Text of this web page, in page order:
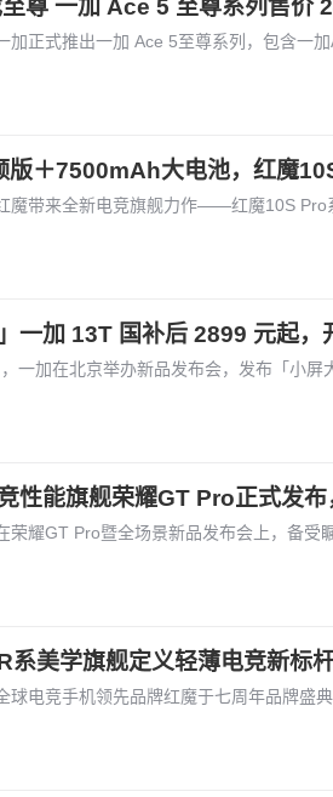
尊 一加 Ace 5 至尊系列售价
加正式推出一加 Ace 5至尊系列，包含一
版＋7500mAh大电池，红魔
魔带来全新电竞旗舰力作——红魔10S Pro
一加 13T 国补后 2899 元起
一加在北京举办新品发布会，发布「小屏
性能旗舰荣耀GT Pro正式发
荣耀GT Pro暨全场景新品发布会上，备受
系美学旗舰定义轻薄电竞新标
球电竞手机领先品牌红魔于七周年品牌盛